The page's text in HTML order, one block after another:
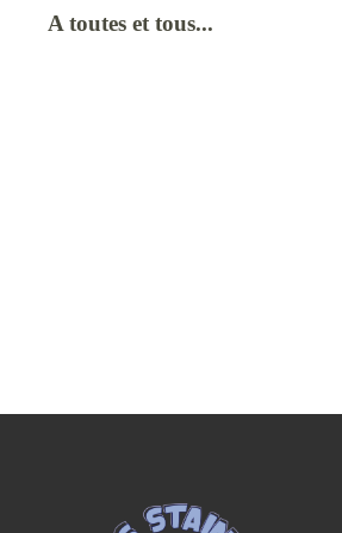
A toutes et tous...